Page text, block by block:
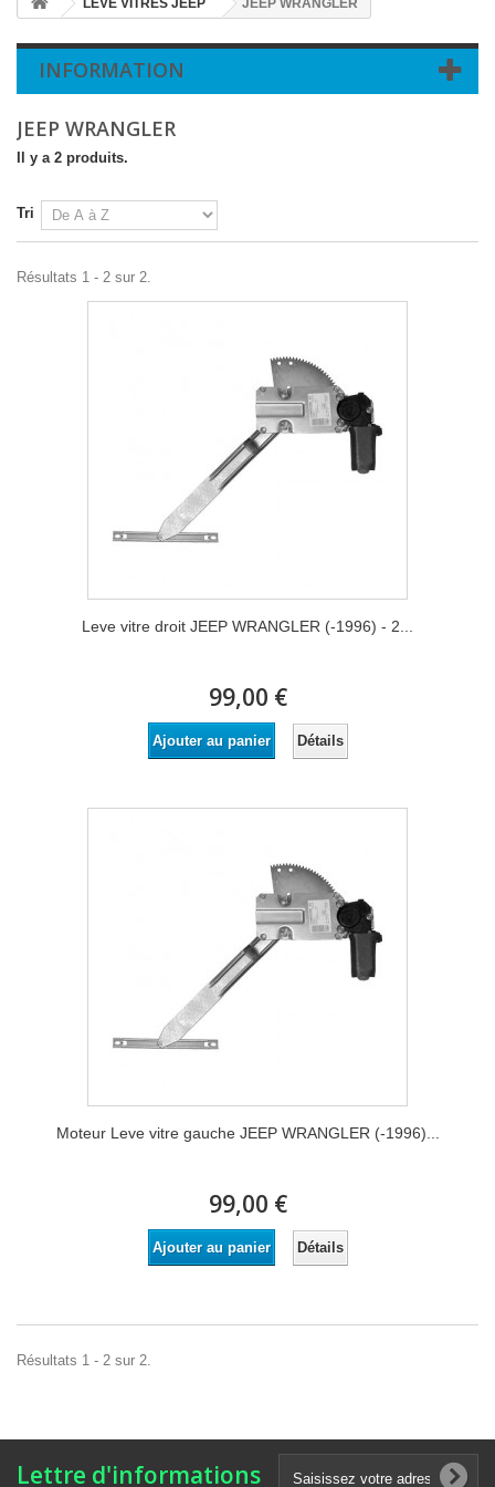
LEVE VITRES JEEP JEEP WRANGLER
INFORMATION
JEEP WRANGLER
Il y a 2 produits.
Tri
Résultats 1 - 2 sur 2.
Leve vitre droit JEEP WRANGLER (-1996) - 2...
99,00 €
Ajouter au panier Détails
Moteur Leve vitre gauche JEEP WRANGLER (-1996)...
99,00 €
Ajouter au panier Détails
Résultats 1 - 2 sur 2.
Lettre d'informations